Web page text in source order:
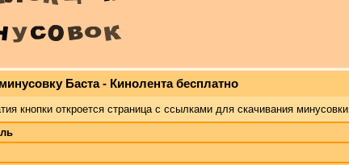
Баста - Кинолента бесплатно
кнопки откроется страница с ссылками для скачивания минусовки.